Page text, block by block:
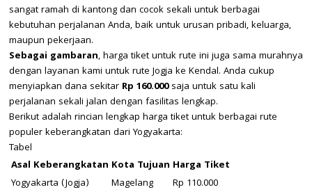
sangat ramah di kantong dan cocok sekali untuk berbagai
kebutuhan perjalanan Anda, baik untuk urusan pribadi, keluarga,
maupun pekerjaan.
Sebagai gambaran, harga tiket untuk rute ini juga sama murahnya
dengan layanan kami untuk rute Jogja ke Kendal. Anda cukup
menyiapkan dana sekitar Rp 160.000saja untuk satu kali
perjalanan sekali jalan dengan fasilitas lengkap.
Berikut adalah rincian lengkap harga tiket untuk berbagai rute
populer keberangkatan dari Yogyakarta:
Tabel
Asal Keberangkatan Kota Tujuan Harga Tiket
Yogyakarta (Jogja)
Magelang
Rp 110.000